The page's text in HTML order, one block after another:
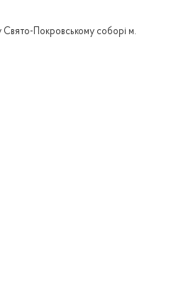
Свято-Покровському соборі м.